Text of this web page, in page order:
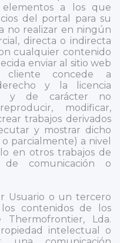
a los que
del portal para su
no realizar en ningún
directa o indirecta
cualquier contenido
enviar al sitio web
cliente concede a
y la licencia
y de carácter no
modificar,
trabajos derivados
y mostrar dicho
parcialmente) a nivel
en otros trabajos de
de comunicación o
Usuario o un tercero
contenidos de los
Lda.
intelectual o